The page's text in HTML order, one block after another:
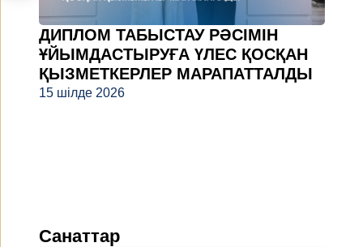
ДИПЛОМ ТАБЫСТАУ РӘСІМІН
ҰЙЫМДАСТЫРУҒА ҮЛЕС ҚОСҚАН
ҚЫЗМЕТКЕРЛЕР МАРАПАТТАЛДЫ
15 шілде 2026
Санаттар